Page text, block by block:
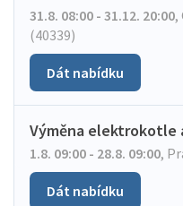
31.8. 08:00 - 31.12. 20:00,
(40339)
Dát nabídku
Výměna elektrokotle
1.8. 09:00 - 28.8. 09:00,
Dát nabídku